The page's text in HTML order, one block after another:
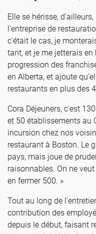
Elle se hérisse,
l'entreprise de
c'était le cas, je
tant, et je me jetterais
progression des
en Alberta, et ajoute
restaurants en plus des
Cora Déjeuners, c'est
et 50 établissements au
incursion chez nos
restaurant à Boston. Le
pays, mais joue de
raisonnables. On ne
en fermer 500. »
Tout au long de
contribution des
depuis le début, faisant